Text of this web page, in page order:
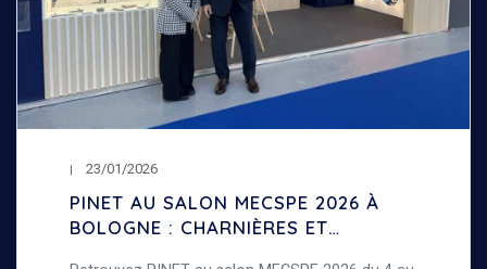
23/01/2026
PINET AU SALON MECSPE 2026 À
BOLOGNE : CHARNIÈRES ET